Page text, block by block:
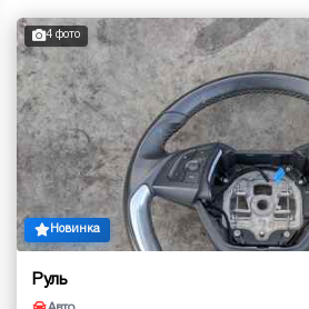
4 фото
Новинка
Руль